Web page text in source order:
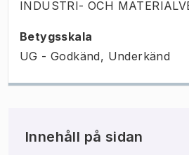
INDUSTRI- OCH
Betygsskala
UG - Godkänd, Underkänd
Innehåll på sidan